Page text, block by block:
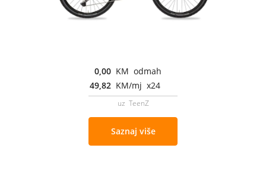
0,00 KM odmah
49,82 KM/mj x24
uz TeenZ
Saznaj više